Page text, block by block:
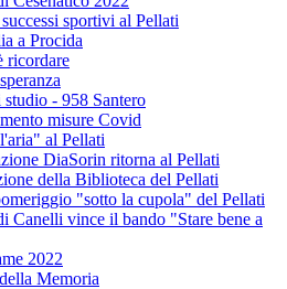
sportivi al Pellati
a Procida
ricordare
- 958 Santero
misure Covid
al Pellati
DiaSorin ritorna al Pellati
della Biblioteca del Pellati
"sotto la cupola" del Pellati
Canelli vince il bando "Stare bene a
2022
Memoria